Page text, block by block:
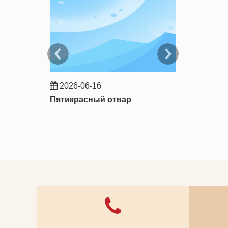
2026-06-16
Пятикрасный отвар